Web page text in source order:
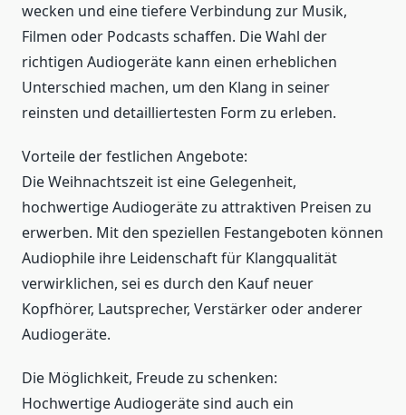
wecken und eine tiefere Verbindung zur Musik,
Filmen oder Podcasts schaffen. Die Wahl der
richtigen Audiogeräte kann einen erheblichen
Unterschied machen, um den Klang in seiner
reinsten und detailliertesten Form zu erleben.
Vorteile der festlichen Angebote:
Die Weihnachtszeit ist eine Gelegenheit,
hochwertige Audiogeräte zu attraktiven Preisen zu
erwerben. Mit den speziellen Festangeboten können
Audiophile ihre Leidenschaft für Klangqualität
verwirklichen, sei es durch den Kauf neuer
Kopfhörer, Lautsprecher, Verstärker oder anderer
Audiogeräte.
Die Möglichkeit, Freude zu schenken:
Hochwertige Audiogeräte sind auch ein